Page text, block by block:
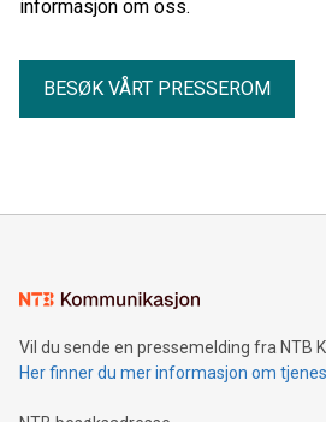
informasjon om oss.
BESØK VÅRT PRESSEROM
Vil du sende en pressemelding fra NTB
Her finner du mer informasjon om